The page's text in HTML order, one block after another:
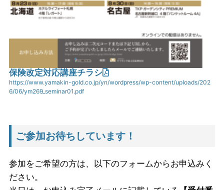
保険改定対応講座チラシ
https://www.yamakin-gold.co.jp/yn/wordpress/wp-content/uploads/202
6/06/ym269_seminar01.pdf
ご参加お待ちしています！
参加をご希望の方は、以下のフォームからお申込みく
ださい。